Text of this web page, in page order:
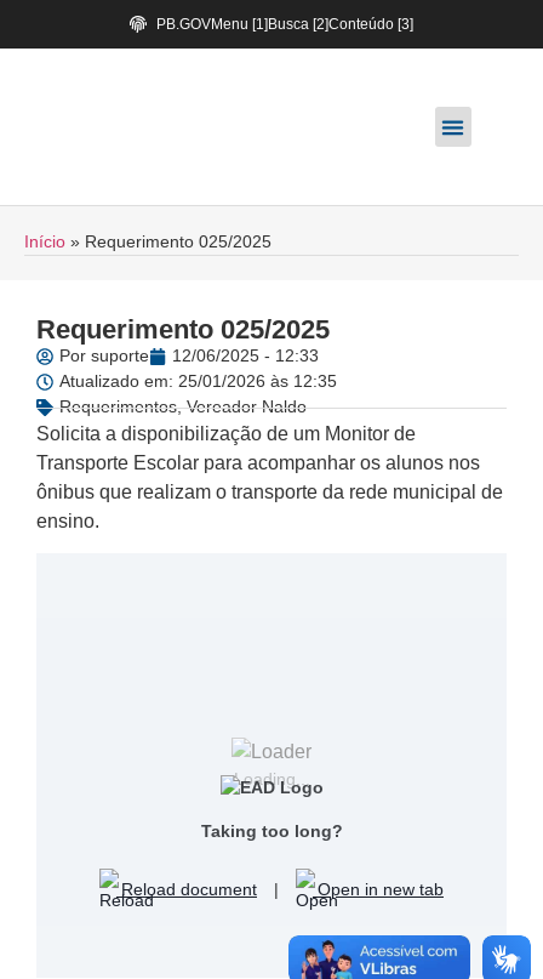
PB.GOVMenu [1] Busca [2]Conteúdo [3]
Início » Requerimento 025/2025
Requerimento 025/2025
Por suporte
12/06/2025 - 12:33
Atualizado em: 25/01/2026 às 12:35
Requerimentos,Vereador Naldo
Solicita a disponibilização de um Monitor de
Transporte Escolar para acompanhar os alunos nos
ônibus que realizam o transporte da rede municipal de
ensino.
Loading...
Taking too long?
Reload document | Open in new tab